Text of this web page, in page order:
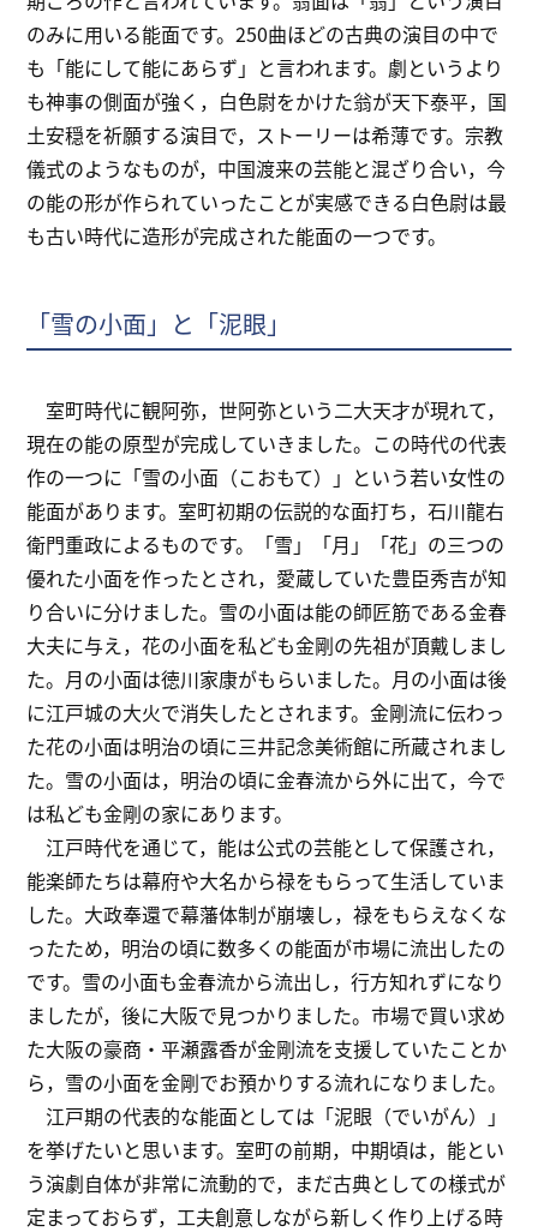
のみに用いる能面です。250曲ほどの古典の演目の中で
も「能にして能にあらず」と言われます。劇というより
も神事の側面が強く，白色尉をかけた翁が天下泰平，国
土安穏を祈願する演目で，ストーリーは希薄です。宗教
儀式のようなものが，中国渡来の芸能と混ざり合い，今
の能の形が作られていったことが実感できる白色尉は最
も古い時代に造形が完成された能面の一つです。
「雪の小面」と「泥眼」
室町時代に観阿弥，世阿弥という二大天才が現れて，
現在の能の原型が完成していきました。この時代の代表
作の一つに「雪の小面（こおもて）」という若い女性の
能面があります。室町初期の伝説的な面打ち，石川龍右
衛門重政によるものです。「雪」「月」「花」の三つの
優れた小面を作ったとされ，愛蔵していた豊臣秀吉が知
り合いに分けました。雪の小面は能の師匠筋である金春
大夫に与え，花の小面を私ども金剛の先祖が頂戴しまし
た。月の小面は徳川家康がもらいました。月の小面は後
に江戸城の大火で消失したとされます。金剛流に伝わっ
た花の小面は明治の頃に三井記念美術館に所蔵されまし
た。雪の小面は，明治の頃に金春流から外に出て，今で
は私ども金剛の家にあります。
江戸時代を通じて，能は公式の芸能として保護され，
能楽師たちは幕府や大名から禄をもらって生活していま
した。大政奉還で幕藩体制が崩壊し，禄をもらえなくな
ったため，明治の頃に数多くの能面が市場に流出したの
です。雪の小面も金春流から流出し，行方知れずになり
ましたが，後に大阪で見つかりました。市場で買い求め
た大阪の豪商・平瀬露香が金剛流を支援していたことか
ら，雪の小面を金剛でお預かりする流れになりました。
江戸期の代表的な能面としては「泥眼（でいがん）」
を挙げたいと思います。室町の前期，中期頃は，能とい
う演劇自体が非常に流動的で，まだ古典としての様式が
定まっておらず，工夫創意しながら新しく作り上げる時